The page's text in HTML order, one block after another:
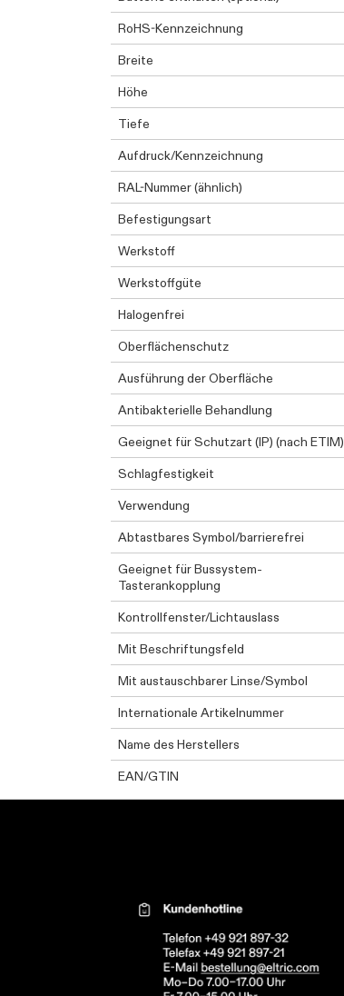
RoHS-Kennzeichnung
Breite
Höhe
Tiefe
Aufdruck/Kennzeichnung
RAL-Nummer (ähnlich)
Befestigungsart
Werkstoff
Werkstoffgüte
Halogenfrei
Oberflächenschutz
Ausführung der Oberfläche
Antibakterielle Behandlung
Geeignet für Schutzart (IP) (nach ETIM)
Schlagfestigkeit
Verwendung
Abtastbares Symbol/barrierefrei
Geeignet für Bussystem-
Tasterankopplung
Kontrollfenster/Lichtauslass
Mit Beschriftungsfeld
Mit austauschbarer Linse/Symbol
Internationale Artikelnummer
Name des Herstellers
EAN/GTIN